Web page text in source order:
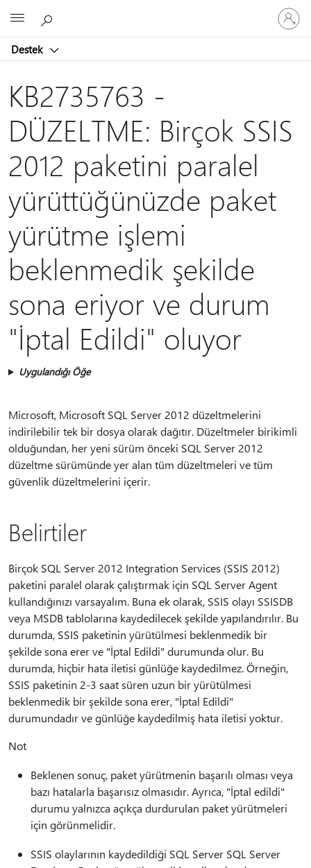
Destek
oturum
açın
KB2735763 -
DÜZELTME: Birçok SSIS
2012 paketini paralel
yürüttüğünüzde paket
yürütme işlemi
beklenmedik şekilde
sona eriyor ve durum
"İptal Edildi" oluyor
Uygulandığı Öğe
Microsoft, Microsoft SQL Server 2012 düzeltmelerini
indirilebilir tek bir dosya olarak dağıtır. Düzeltmeler birikimli
olduğundan, her yeni sürüm önceki SQL Server 2012
düzeltme sürümünde yer alan tüm düzeltmeleri ve tüm
güvenlik düzeltmelerini içerir.
Belirtiler
Birçok SQL Server 2012 Integration Services (SSIS 2012)
paketini paralel olarak çalıştırmak için SQL Server Agent
kullandığınızı varsayalım. Buna ek olarak, SSIS olayı SSISDB
veya MSDB tablolarına kaydedilecek şekilde yapılandırılır. Bu
durumda, SSIS paketinin yürütülmesi beklenmedik bir
şekilde sona erer ve "İptal Edildi" durumunda olur. Bu
durumda, hiçbir hata iletisi günlüğe kaydedilmez. Örneğin,
SSIS paketinin 2-3 saat süren uzun bir yürütülmesi
beklenmedik bir şekilde sona erer, "İptal Edildi"
durumundadır ve günlüğe kaydedilmiş hata iletisi yoktur.
Not
Beklenen sonuç, paket yürütmenin başarılı olması veya
bazı hatalarla başarısız olmasıdır. Ayrıca, "İptal edildi"
durumu yalnızca açıkça durdurulan paket yürütmeleri
için görünmelidir.
SSIS olaylarının kaydedildiği SQL Server SQL Server